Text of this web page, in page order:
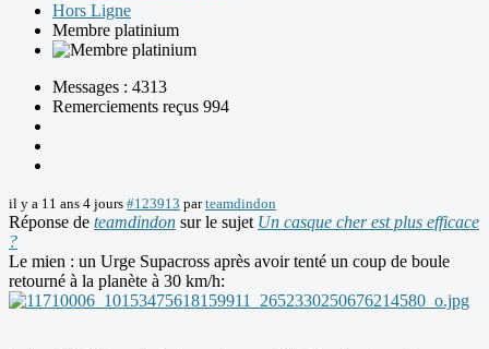
Hors Ligne
Membre platinium
Messages : 4313
Remerciements reçus 994
il y a 11 ans 4 jours #123913 parteamdindon
Réponse de teamdindon sur le sujet Un casque cher est plus efficace
?
Le mien : un Urge Supacross après avoir tenté un coup de boule
retourné à la planète à 30 km/h: